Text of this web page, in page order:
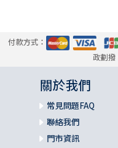
付款方式：
政劃撥
關於我們
常見問題FAQ
聯絡我們
門市資訊